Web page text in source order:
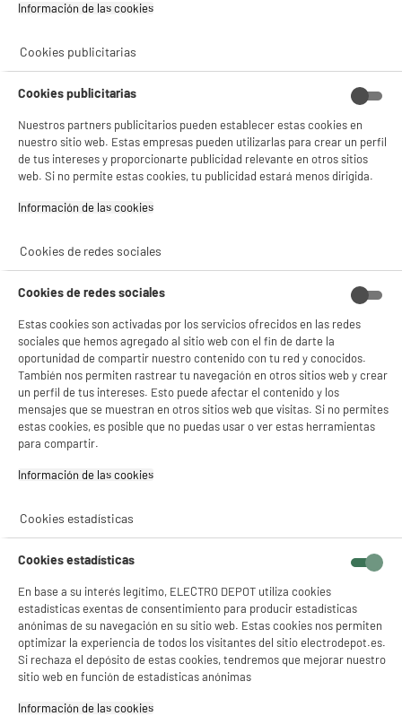
ELECTROCHOLLOS
★★★★★
★★★★★
compare_product
Tamaño de pantalla en pulgadas : 9 "
129€17
Pago aplazos
NO SOLO TENEMOS LOS MEJORES PRECIOS
101.669 opiniones
autentificadas por
ELECTRO DEPOT
4,26
PAGO SEGURO GARANTÍAS
SERVICIO POST VENTA
RESPUESTAS
5 TIENDAS A TU SERVICIO
ELIGE TU TIENDA
Información de las cookies‎
Cookies publicitarias
Cookies publicitarias
Nuestros partners publicitarios pueden establecer estas cookies en
nuestro sitio web. Estas empresas pueden utilizarlas para crear un perfil
de tus intereses y proporcionarte publicidad relevante en otros sitios
web. Si no permite estas cookies, tu publicidad estará menos dirigida.
Información de las cookies‎
Cookies de redes sociales
Cookies de redes sociales
Estas cookies son activadas por los servicios ofrecidos en las redes
sociales que hemos agregado al sitio web con el fin de darte la
oportunidad de compartir nuestro contenido con tu red y conocidos.
También nos permiten rastrear tu navegación en otros sitios web y crear
un perfil de tus intereses. Esto puede afectar el contenido y los
mensajes que se muestran en otros sitios web que visitas. Si no permites
estas cookies, es posible que no puedas usar o ver estas herramientas
para compartir.
Información de las cookies‎
Cookies estadísticas
Cookies estadísticas
En base a su interés legítimo, ELECTRO DEPOT utiliza cookies
estadísticas exentas de consentimiento para producir estadísticas
anónimas de su navegación en su sitio web. Estas cookies nos permiten
optimizar la experiencia de todos los visitantes del sitio electrodepot.es.
Si rechaza el depósito de estas cookies, tendremos que mejorar nuestro
sitio web en función de estadísticas anónimas
Información de las cookies‎